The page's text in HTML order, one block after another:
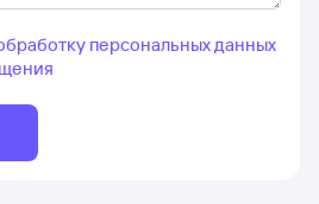
персональных данных